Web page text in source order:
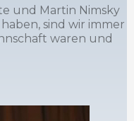
und Martin Nimsky
sind wir immer
waren und